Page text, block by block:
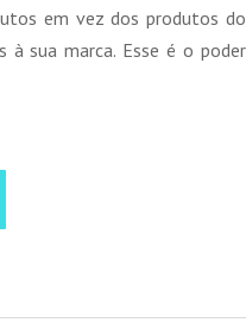
em vez dos produtos do
sua marca. Esse é o poder